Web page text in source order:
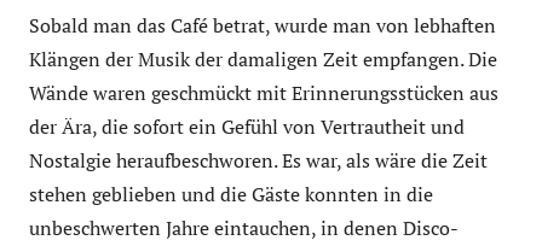
Sobald man das Café betrat, wurde man von lebhaften
Klängen der Musik der damaligen Zeit empfangen. Die
Wände waren geschmückt mit Erinnerungsstücken aus
der Ära, die sofort ein Gefühl von Vertrautheit und
Nostalgie heraufbeschworen. Es war, als wäre die Zeit
stehen geblieben und die Gäste konnten in die
unbeschwerten Jahre eintauchen, in denen Disco-